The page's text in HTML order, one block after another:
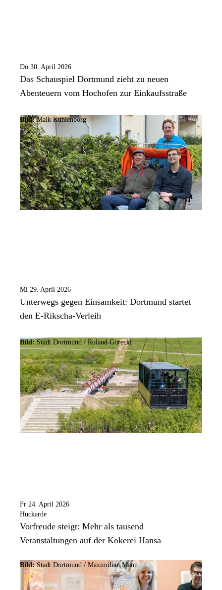
Do 30. April 2026
Das Schauspiel Dortmund zieht zu neuen
Abenteuern vom Hochofen zur Einkaufsstraße
Bild: Maik Kühlenborg
Mi 29. April 2026
Unterwegs gegen Einsamkeit: Dortmund startet
den E-Rikscha-Verleih
Bild: Stadt Dortmund / Roland Gorecki
Fr 24. April 2026
Huckarde
Vorfreude steigt: Mehr als tausend
Veranstaltungen auf der Kokerei Hansa
Bild:Stadt Dortmund / Maximilian Mann